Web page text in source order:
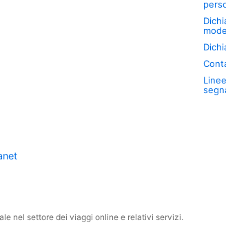
nel settore dei viaggi online e relativi servizi.